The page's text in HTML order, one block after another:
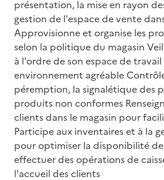
présentation, la mise en rayon
gestion de l'espace de vente
Approvisionne et organise les
selon la politique du magasin
à l'ordre de son espace de
environnement agréable
péremption, la signalétique des
produits non conformes
clients dans le magasin pour
Participe aux inventaires et à la
pour optimiser la disponibilité
effectuer des opérations de
l'accueil des clients